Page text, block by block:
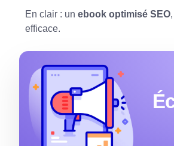
En clair : un ebook optimisé SEO
efficace.